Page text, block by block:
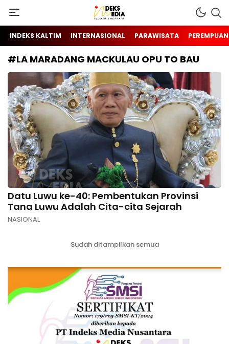
INDEKS MEDIA
Berita Hari Ini Di Indonesia & Internasional
INDEKS KALTIM INTERNASIONAL PARAWISATA
#LA MARADANG MACKULAU OPU TO BAU
Datu Luwu ke-40: Pembentukan Provinsi
Tana Luwu Adalah Cita-cita Sejarah
NASIONAL
Sudah ditampilkan semua